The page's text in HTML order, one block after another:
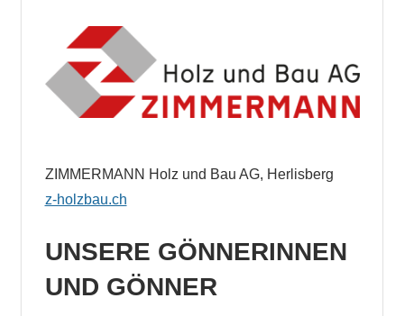
ZIMMERMANN Holz und Bau AG, Herlisberg
z-holzbau.ch
UNSERE GÖNNERINNEN
UND GÖNNER